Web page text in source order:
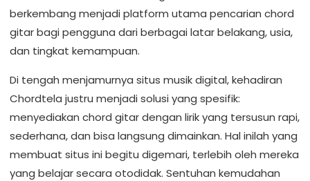
berkembang menjadi platform utama pencarian chord
gitar bagi pengguna dari berbagai latar belakang, usia,
dan tingkat kemampuan.
Di tengah menjamurnya situs musik digital, kehadiran
Chordtela justru menjadi solusi yang spesifik:
menyediakan chord gitar dengan lirik yang tersusun rapi,
sederhana, dan bisa langsung dimainkan. Hal inilah yang
membuat situs ini begitu digemari, terlebih oleh mereka
yang belajar secara otodidak. Sentuhan kemudahan